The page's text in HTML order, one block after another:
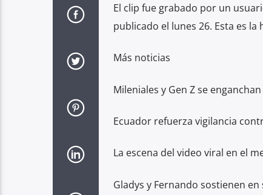
El clip fue grabado por un
publicado el lunes 26. Esta es
Más noticias
Mileniales y Gen Z se
Ecuador refuerza vigilancia
La escena del video viral en el
Gladys y Fernando sostienen